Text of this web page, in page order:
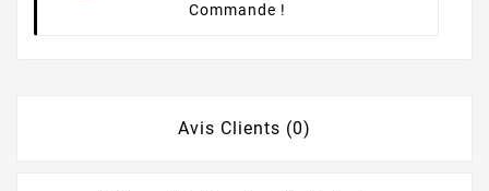
Commande !
Avis Clients (0)